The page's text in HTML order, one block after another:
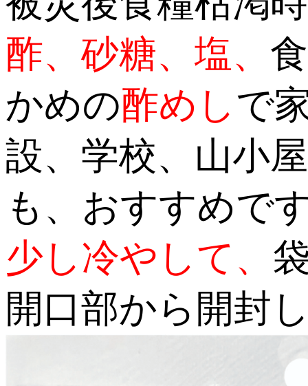
酢、砂糖、塩、
かめの酢めしで
設、学校、山小
も、おすすめで
少し冷やして、
開口部から開封